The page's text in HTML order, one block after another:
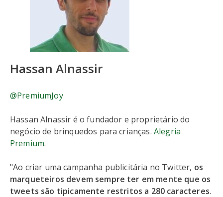
Hassan Alnassir
@PremiumJoy
Hassan Alnassir é o fundador e proprietário do
negócio de brinquedos para crianças. Alegria
Premium.
"Ao criar uma campanha publicitária no Twitter, os
marqueteiros devem sempre ter em mente que os
tweets são tipicamente restritos a 280 caracteres.